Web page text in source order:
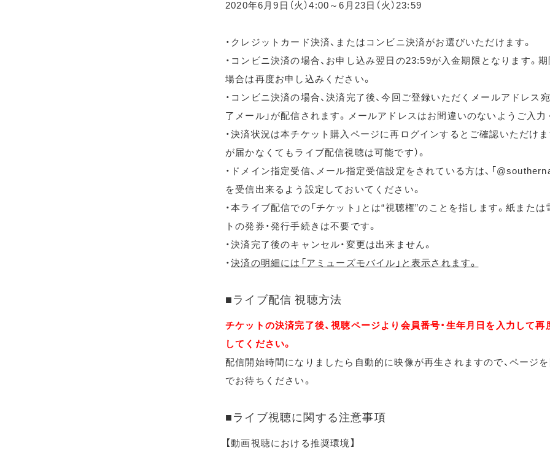
2020年6月9日（火）4:00～6月23日（火）23:59
・クレジットカード決済、またはコンビニ決済がお選びいただけます。
・コンビニ決済の場合、お申し込み翌日の23:59が入金期限となります。
場合は再度お申し込みください。
・コンビニ決済の場合、決済完了後、今回ご登録いただくメールアドレス
了メール」が配信されます。メールアドレスはお間違いのないようご入力
・決済状況は本チケット購入ページに再ログインするとご確認いただけま
が届かなくてもライブ配信視聴は可能です）。
・ドメイン指定受信、メール指定受信設定をされている方は、「
を受信出来るよう設定しておいてください。
・本ライブ配信での「チケット」とは“視聴権”のことを指します。紙または
トの発券・発行手続きは不要です。
・決済完了後のキャンセル・変更は出来ません。
・決済の明細には「アミューズモバイル」と表示されます。
■ライブ配信 視聴方法
チケットの決済完了後、視聴ページより会員番号・生年月日を入力して再
してください。
配信開始時間になりましたら自動的に映像が再生されますので、ページ
でお待ちください。
■ライブ視聴に関する注意事項
【動画視聴における推奨環境】